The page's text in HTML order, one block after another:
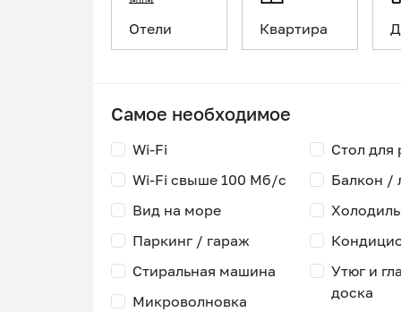
Отели Квартира
Самое необходимое
Wi-Fi
Wi-Fi свыше 100 Мб/с
Стол для
Балкон /
Вид на море
Паркинг / гараж
Стиральная машина
Микроволновка
Утюг и
доска